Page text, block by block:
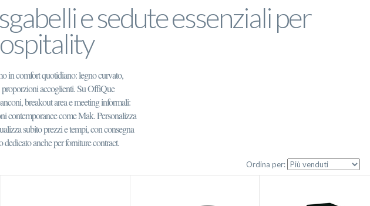
e sedute essenziali per
in comfort quotidiano: legno curvato,
accoglienti. Su OffiQue
breakout area e meeting informali:
contemporanee come Mak. Personalizza
subito prezzi e tempi, con consegna
dedicato anche per forniture contract.
Ordina per: